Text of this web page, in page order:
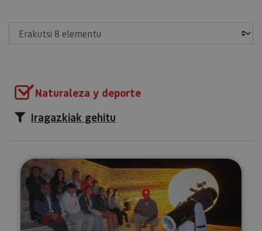
Naturaleza y deporte
Iragazkiak gehitu
Izarren gaua (Astro-Turismoa)